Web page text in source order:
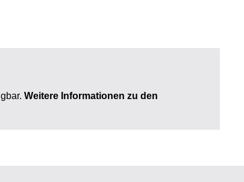
. Weitere Informationen zu den